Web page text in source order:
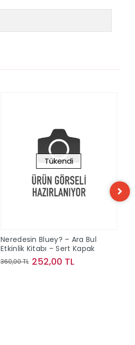
Tükendi
Neredesin Bluey? – Ara Bul
Etkinlik Kitabı – Sert Kapak
360,00 TL 252,00 TL